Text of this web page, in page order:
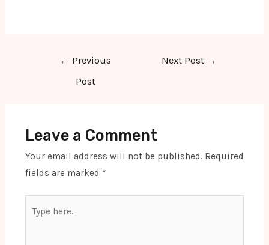
← Previous
Post
Next Post →
Leave a Comment
Your email address will not be published. Required
fields are marked *
here..